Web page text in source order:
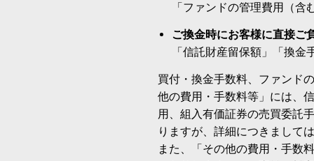
「ファンドの管理費用（
ご換金時にお客様に直接ご
「信託財産留保額」「換
買付・換金手数料、ファンド
他の費用・手数料等」には、
用、組入有価証券の売買委託
りますが、詳細につきまして
また、「その他の費用・手数